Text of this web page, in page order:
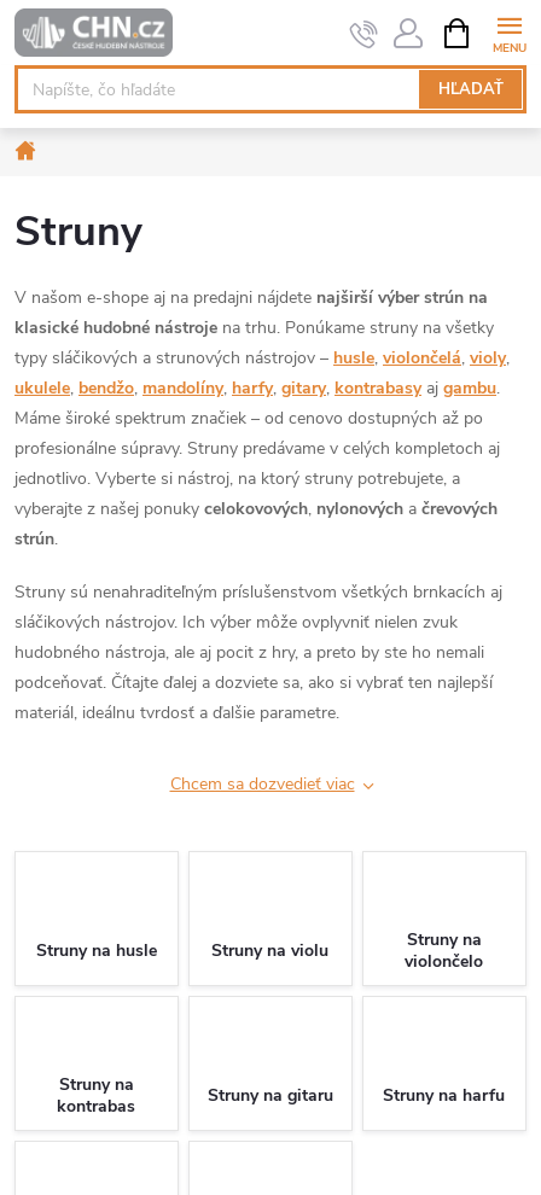
Prejsť
na
obsah
HĽADAŤ
KOŠÍK
Struny
V našom e-shope aj na predajni nájdete najširší výber strún na
klasické hudobné nástroje na trhu. Ponúkame struny na všetky
typy sláčikových a strunových nástrojov – husle, violončelá, violy,
ukulele, bendžo, mandolíny, harfy, gitary, kontrabasyaj gambu.
Máme široké spektrum značiek – od cenovo dostupných až po
profesionálne súpravy. Struny predávame v celých kompletoch aj
jednotlivo. Vyberte si nástroj, na ktorý struny potrebujete, a
vyberajte z našej ponuky celokovových, nylonových a črevových
strún.
Struny sú nenahraditeľným príslušenstvom všetkých brnkacích aj
sláčikových nástrojov. Ich výber môže ovplyvniť nielen zvuk
hudobného nástroja, ale aj pocit z hry, a preto by ste ho nemali
podceňovať. Čítajte ďalej a dozviete sa, ako si vybrať ten najlepší
materiál, ideálnu tvrdosť a ďalšie parametre.
Chcem sa dozvedieť viac
Struny na husle Struny na violu
Struny na
violončelo
Struny na
kontrabas
Struny na gitaru Struny na harfu